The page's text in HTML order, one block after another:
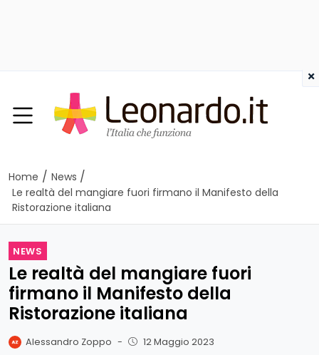
Home / News /
Le realtà del mangiare fuori firmano il Manifesto della
Ristorazione italiana
NEWS
Le realtà del mangiare fuori
firmano il Manifesto della
Ristorazione italiana
Alessandro Zoppo - 12 Maggio 2023
×